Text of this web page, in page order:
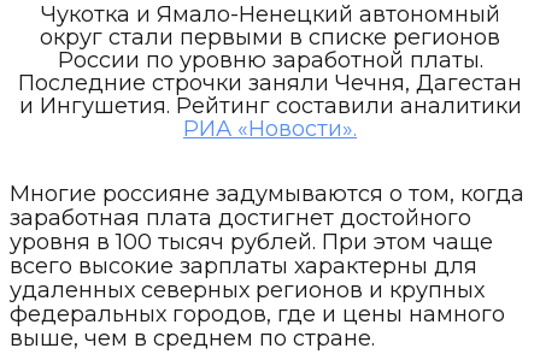
Чукотка и Ямало-Ненецкий автономный
округ стали первыми в списке регионов
России по уровню заработной платы.
Последние строчки заняли Чечня, Дагестан
и Ингушетия. Рейтинг составили аналитики
РИА «Новости».
Многие россияне задумываются о том, когда
заработная плата достигнет достойного
уровня в 100 тысяч рублей. При этом чаще
всего высокие зарплаты характерны для
удаленных северных регионов и крупных
федеральных городов, где и цены намного
выше, чем в среднем по стране.